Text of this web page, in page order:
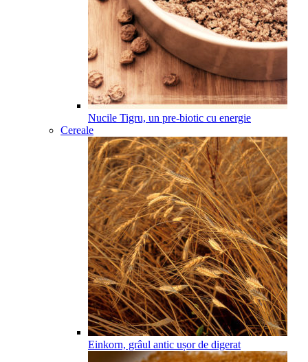
Nucile Tigru, un pre-biotic cu energie
Cereale
Einkorn, grâul antic ușor de digerat